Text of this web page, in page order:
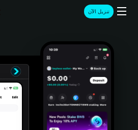
تنزيل الآن